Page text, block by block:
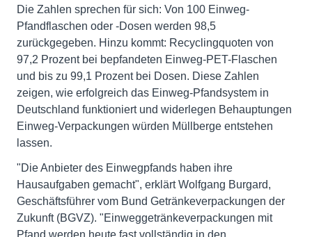
Die Zahlen sprechen für sich: Von 100 Einweg-
Pfandflaschen oder -Dosen werden 98,5
zurückgegeben. Hinzu kommt: Recyclingquoten von
97,2 Prozent bei bepfandeten Einweg-PET-Flaschen
und bis zu 99,1 Prozent bei Dosen. Diese Zahlen
zeigen, wie erfolgreich das Einweg-Pfandsystem in
Deutschland funktioniert und widerlegen Behauptungen
Einweg-Verpackungen würden Müllberge entstehen
lassen.
"Die Anbieter des Einwegpfands haben ihre
Hausaufgaben gemacht", erklärt Wolfgang Burgard,
Geschäftsführer vom Bund Getränkeverpackungen der
Zukunft (BGVZ). "Einweggetränkeverpackungen mit
Pfand werden heute fast vollständig in den